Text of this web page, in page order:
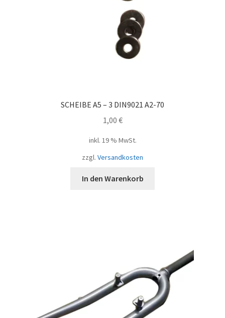
SCHEIBE A5 – 3 DIN9021 A2-70
1,00 €
inkl. 19 % MwSt.
zzgl. Versandkosten
In den Warenkorb